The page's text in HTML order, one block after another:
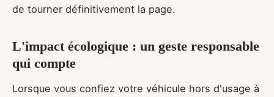
de tourner définitivement la page.
L'impact écologique : un geste responsable
qui compte
Lorsque vous confiez votre véhicule hors d'usage à